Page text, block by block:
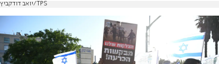
יואב דודקביץ/TPS